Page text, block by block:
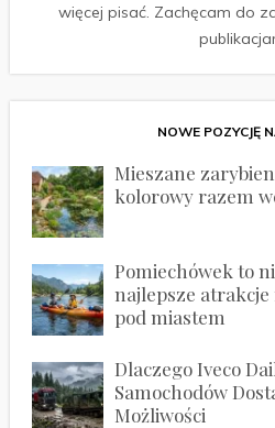
więcej pisać. Zachęcam do
NOWE POZYCJĘ
Mieszane
kolorowy razem
Pomiechówek to
najlepsze
pod miastem
Dlaczego Iveco
Samochodów
Możliwości